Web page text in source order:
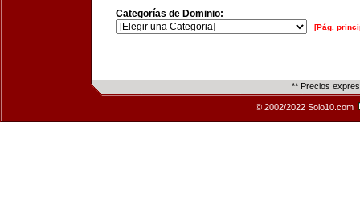
Categorías de Dominio:
[Pág.
** Precios
© 2002/2022 Solo10.com